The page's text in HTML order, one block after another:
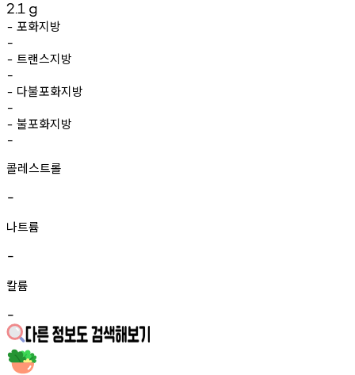
2.1 g
- 포화지방
-
- 트랜스지방
-
- 다불포화지방
-
- 불포화지방
-
콜레스트롤
-
나트륨
-
칼륨
-